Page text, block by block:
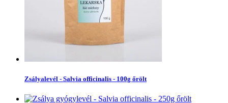
Zsályalevél - Salvia officinalis - 100g őrölt